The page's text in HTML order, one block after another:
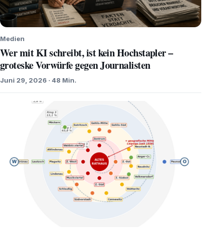
Medien
Wer mit KI schreibt, ist kein Hochstapler –
groteske Vorwürfe gegen Journalisten
Juni 29, 2026 · 48 Min.